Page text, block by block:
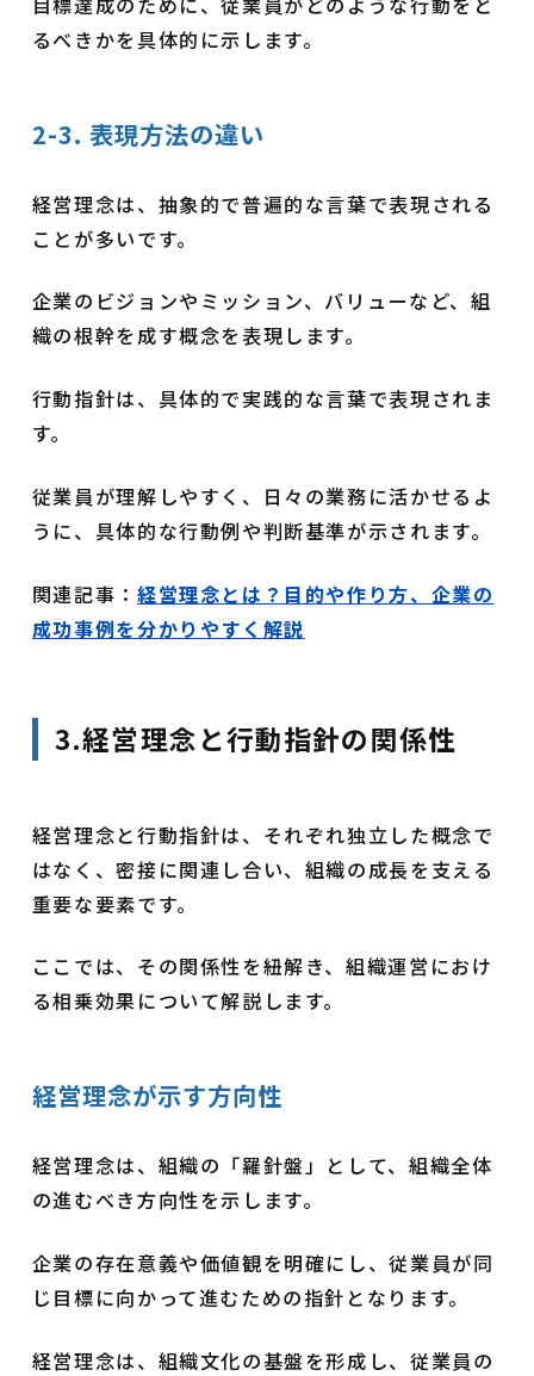
るべきかを具体的に示します。
2-3. 表現方法の違い
経営理念は、抽象的で普遍的な言葉で表現される
ことが多いです。
企業のビジョンやミッション、バリューなど、組
織の根幹を成す概念を表現します。
行動指針は、具体的で実践的な言葉で表現されま
す。
従業員が理解しやすく、日々の業務に活かせるよ
うに、具体的な行動例や判断基準が示されます。
関連記事： 経営理念とは？目的や作り方、企業の
成功事例を分かりやすく解説
3.経営理念と行動指針の関係性
経営理念と行動指針は、それぞれ独立した概念で
はなく、密接に関連し合い、組織の成長を支える
重要な要素です。
ここでは、その関係性を紐解き、組織運営におけ
る相乗効果について解説します。
経営理念が示す方向性
経営理念は、組織の「羅針盤」として、組織全体
の進むべき方向性を示します。
企業の存在意義や価値観を明確にし、従業員が同
じ目標に向かって進むための指針となります。
経営理念は、組織文化の基盤を形成し、従業員の